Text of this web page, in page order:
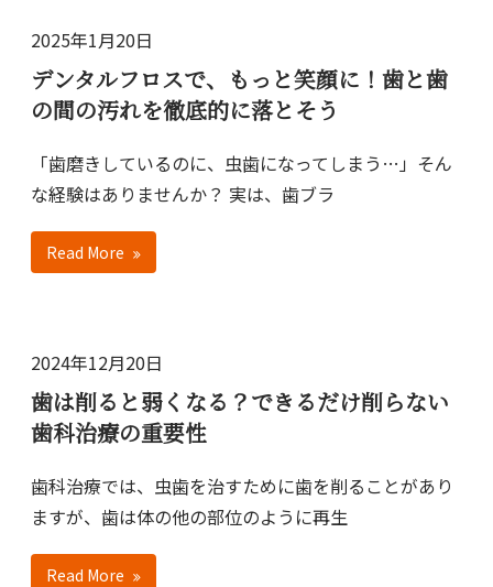
2025年1月20日
デンタルフロスで、もっと笑顔に！歯と歯
の間の汚れを徹底的に落とそう
「歯磨きしているのに、虫歯になってしまう…」そん
な経験はありませんか？ 実は、歯ブラ
Read More
2024年12月20日
歯は削ると弱くなる？できるだけ削らない
歯科治療の重要性
歯科治療では、虫歯を治すために歯を削ることがあり
ますが、歯は体の他の部位のように再生
Read More